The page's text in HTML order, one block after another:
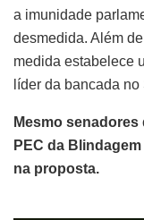
a imunidade
desmedida. Além
medida estabelece
líder da bancada
Mesmo
PEC da
na proposta.